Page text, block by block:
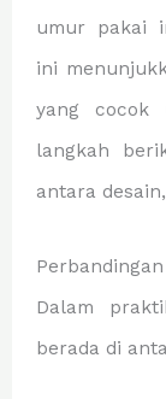
umur pakai
ini
yang cocok
langkah
antara
Dalam
berada di